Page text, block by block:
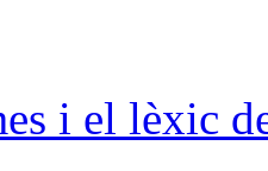
i el lèxic